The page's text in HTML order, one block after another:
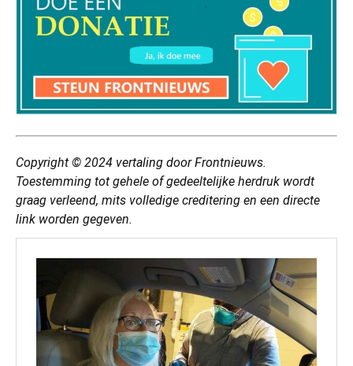
Copyright © 2024 vertaling door Frontnieuws.
Toestemming tot gehele of gedeeltelijke herdruk wordt
graag verleend, mits volledige creditering en een directe
link worden gegeven.